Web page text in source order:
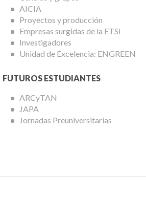
AICIA
Proyectos y producción
Empresas surgidas de la ETSi
Investigadores
Unidad de Excelencia: ENGREEN
FUTUROS ESTUDIANTES
ARCyTAN
JAPA
Jornadas Preuniversitarias